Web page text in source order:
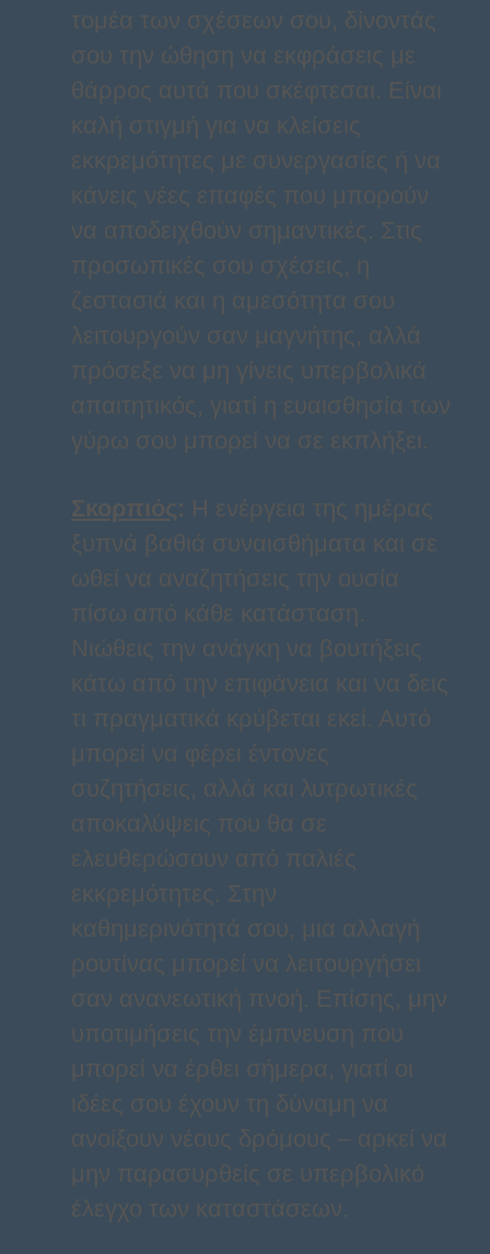
τομέα των σχέσεων σου, δίνοντάς
σου την ώθηση να εκφράσεις με
θάρρος αυτά που σκέφτεσαι. Είναι
καλή στιγμή για να κλείσεις
εκκρεμότητες με συνεργασίες ή να
κάνεις νέες επαφές που μπορούν
να αποδειχθούν σημαντικές. Στις
προσωπικές σου σχέσεις, η
ζεστασιά και η αμεσότητα σου
λειτουργούν σαν μαγνήτης, αλλά
πρόσεξε να μη γίνεις υπερβολικά
απαιτητικός, γιατί η ευαισθησία των
γύρω σου μπορεί να σε εκπλήξει.
Σκορπιός: Η ενέργεια της ημέρας
ξυπνά βαθιά συναισθήματα και σε
ωθεί να αναζητήσεις την ουσία
πίσω από κάθε κατάσταση.
Νιώθεις την ανάγκη να βουτήξεις
κάτω από την επιφάνεια και να δεις
τι πραγματικά κρύβεται εκεί. Αυτό
μπορεί να φέρει έντονες
συζητήσεις, αλλά και λυτρωτικές
αποκαλύψεις που θα σε
ελευθερώσουν από παλιές
εκκρεμότητες. Στην
καθημερινότητά σου, μια αλλαγή
ρουτίνας μπορεί να λειτουργήσει
σαν ανανεωτική πνοή. Επίσης, μην
υποτιμήσεις την έμπνευση που
μπορεί να έρθει σήμερα, γιατί οι
ιδέες σου έχουν τη δύναμη να
ανοίξουν νέους δρόμους – αρκεί να
μην παρασυρθείς σε υπερβολικό
έλεγχο των καταστάσεων.